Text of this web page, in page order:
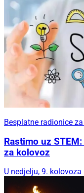
Besplatne radionice
Rastimo uz
za kolovoz
U nedjelju, 9. kolovoza